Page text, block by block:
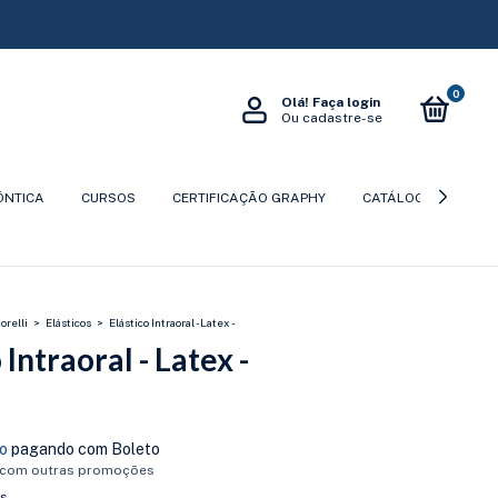
Olá! Faça login
Ou cadastre-se
0
CURSOS CERTIFICAÇÃO GRAPHY CATÁLOGOS
> Elásticos > Elástico Intraoral - Latex -
Intraoral - Latex -
pagando com Boleto
outras promoções